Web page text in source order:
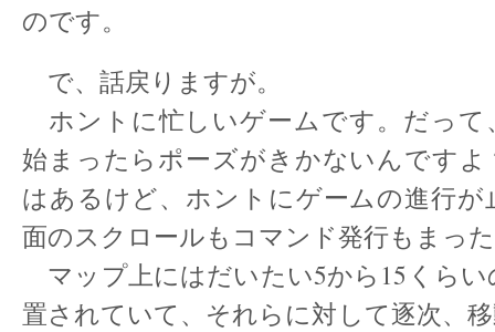
のです。
で、話戻りますが。
ホントに忙しいゲームです。だって
始まったらポーズがきかないんです
はあるけど、ホントにゲームの進行が
面のスクロールもコマンド発行もまっ
マップ上にはだいたい5から15くら
置されていて、それらに対して逐次、